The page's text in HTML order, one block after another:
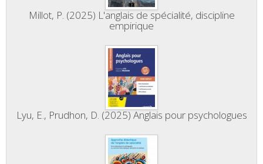
Millot, P. (2025) L'anglais de spécialité, discipline
empirique
Lyu, E., Prudhon, D. (2025) Anglais pour psychologues